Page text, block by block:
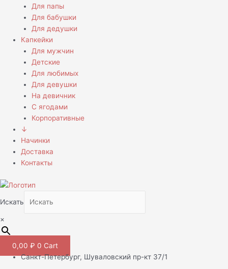
Для папы
Для бабушки
Для дедушки
Капкейки
Для мужчин
Детские
Для любимых
Для девушки
На девичник
С ягодами
Корпоративные
↓
Начинки
Доставка
Контакты
Искать
×
0,00 ₽ 0 Cart
Санкт-Петербург, Шуваловский пр-кт 37/1